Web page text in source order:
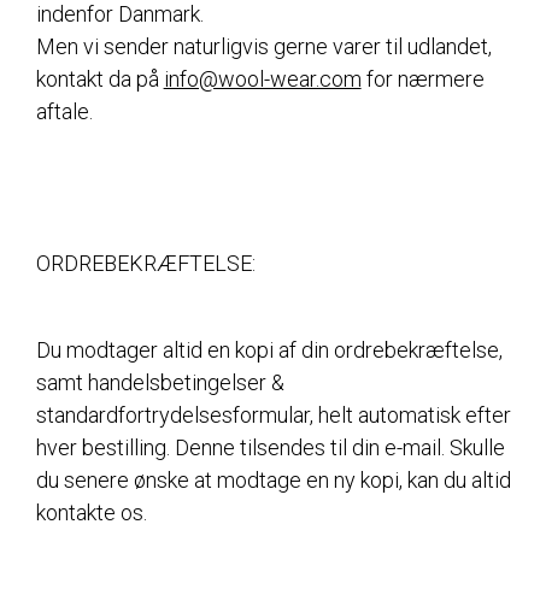
indenfor Danmark.
Men vi sender naturligvis gerne varer til udlandet,
kontakt da på info@wool-wear.com for nærmere
aftale.
ORDREBEKRÆFTELSE:
Du modtager altid en kopi af din ordrebekræftelse,
samt handelsbetingelser &
standardfortrydelsesformular, helt automatisk efter
hver bestilling. Denne tilsendes til din e-mail. Skulle
du senere ønske at modtage en ny kopi, kan du altid
kontakte os.